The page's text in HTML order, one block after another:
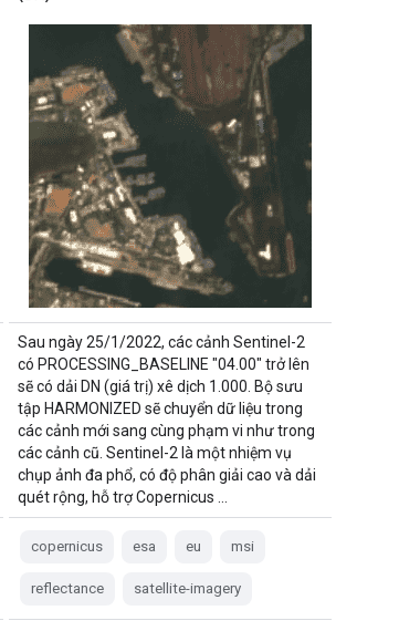
Sau ngày 25/1/2022, các cảnh Sentinel-2
có PROCESSING_BASELINE "04.00" trở lên
sẽ có dải DN (giá trị) xê dịch 1.000. Bộ sưu
tập HARMONIZED sẽ chuyển dữ liệu trong
các cảnh mới sang cùng phạm vi như trong
các cảnh cũ. Sentinel-2 là một nhiệm vụ
chụp ảnh đa phổ, có độ phân giải cao và dải
quét rộng, hỗ trợ Copernicus …
copernicus esa eu msi
reflectance satellite-imagery